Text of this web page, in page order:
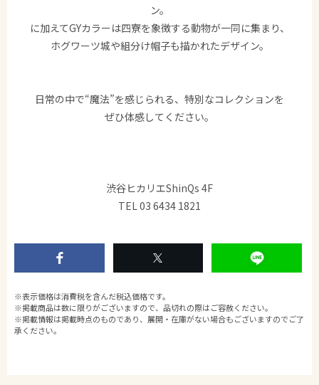
ン。
に加えてGYカラーは四寮を象徴する動物が一同に集まり、
ホグワーツ城や組分け帽子も描かれたデザイン。
日常の中で“魔法”を感じられる、特別なコレクションを
ぜひ体感してください。
渋谷ヒカリエShinQs 4F
TEL 03 6434 1821
※表示価格は消費税を含んだ税込価格です。
※掲載商品は数に限りがございますので、品切れの際はご容赦ください。
※掲載情報は掲載時点のものであり、展開・在庫がない場合もございますのでご了
承ください。